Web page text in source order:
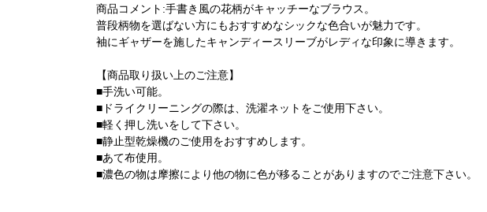
商品コメント:手書き風の花柄がキャッチーなブラウス。
普段柄物を選ばない方にもおすすめなシックな色合いが魅力です。
袖にギャザーを施したキャンディースリーブがレディな印象に導きます。
【商品取り扱い上のご注意】
■手洗い可能。
■ドライクリーニングの際は、洗濯ネットをご使用下さい。
■軽く押し洗いをして下さい。
■静止型乾燥機のご使用をおすすめします。
■あて布使用。
■濃色の物は摩擦により他の物に色が移ることがありますのでご注意下さい。